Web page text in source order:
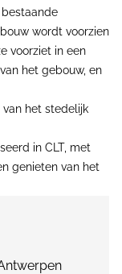
wordt voorzien
voorziet in een
het gebouw, en
het stedelijk
in CLT, met
genieten van het